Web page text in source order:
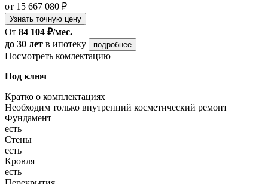
от 15 667 080 ₽
Узнать точную цену
От 84 104 ₽/мес.
до 30 лет в ипотеку подробнее
Посмотреть комлектацию
Под ключ
Кратко о комплектациях
Необходим только внутренний косметический ремонт
Фундамент
есть
Стены
есть
Кровля
есть